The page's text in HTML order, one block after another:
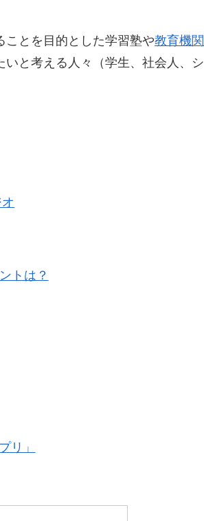
とを目的とした学習塾や教育機関
と考える人々（学生、社会人、シ
トは？
リ」